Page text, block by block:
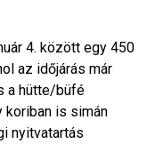
4. között egy 450
az időjárás már
a hütte/büfé
koriban is simán
nyitvatartás